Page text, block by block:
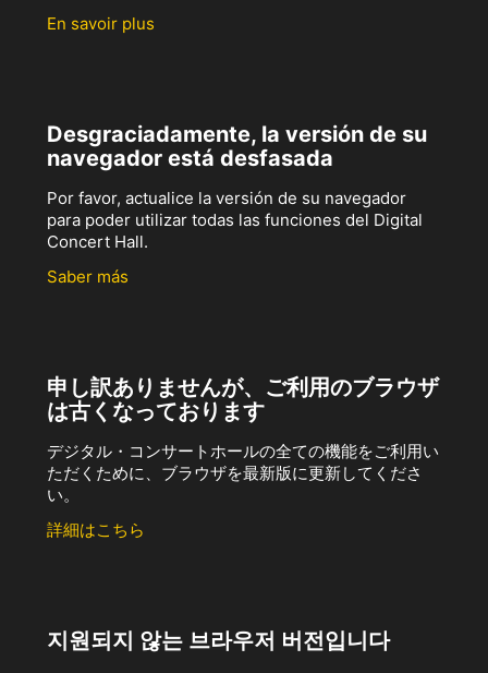
En savoir plus
Desgraciadamente, la versión de su
navegador está desfasada
Por favor, actualice la versión de su navegador
para poder utilizar todas las funciones del Digital
Concert Hall.
Saber más
申し訳ありませんが、ご利用のブラウザ
は古くなっております
デジタル・コンサートホールの全ての機能をご利用い
ただくために、ブラウザを最新版に更新してくださ
い。
詳細はこちら
지원되지 않는 브라우저 버전입니다